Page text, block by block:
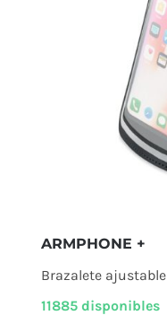
ARMPHONE +
Brazalete ajustable
11885 disponibles